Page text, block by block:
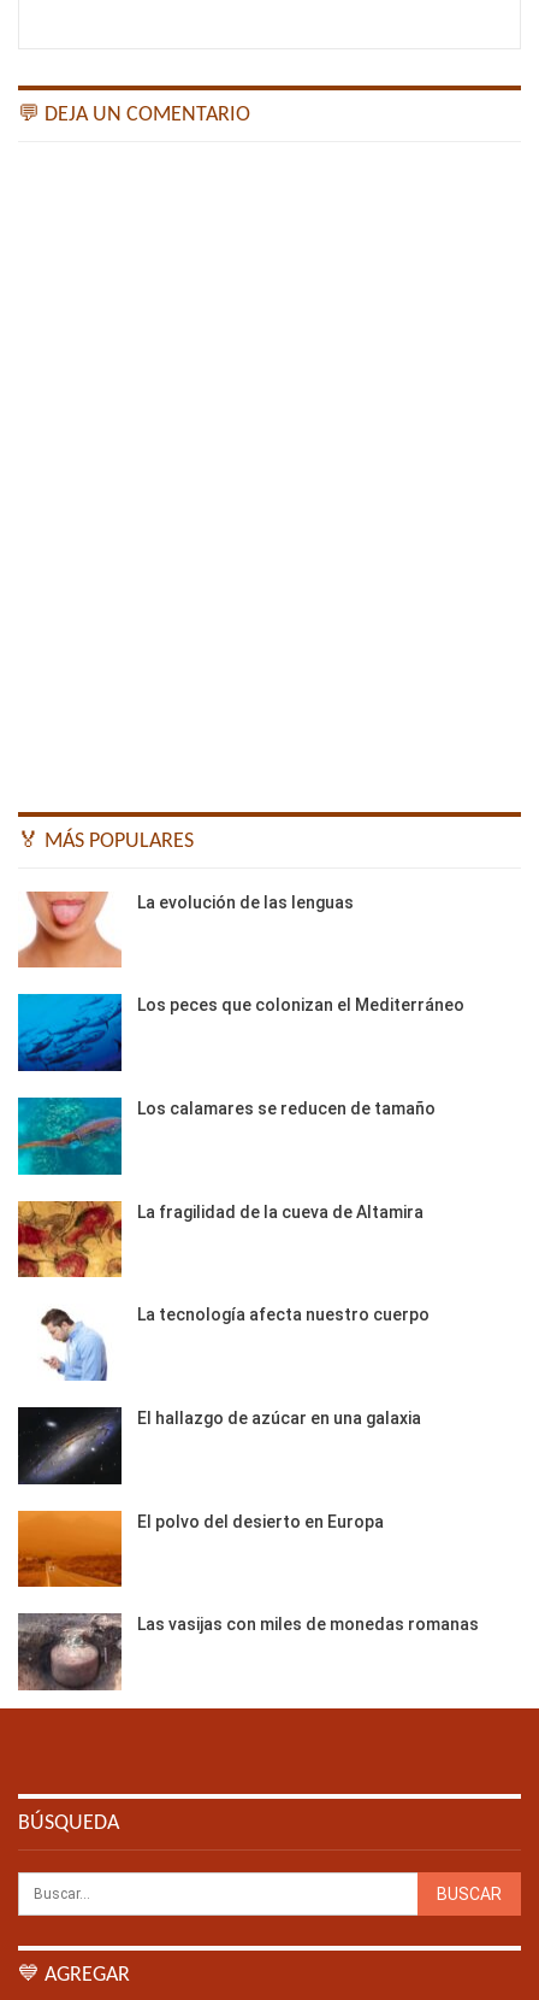
💬 DEJA UN COMENTARIO
🏅 MÁS POPULARES
La evolución de las lenguas
Los peces que colonizan el Mediterráneo
Los calamares se reducen de tamaño
La fragilidad de la cueva de Altamira
La tecnología afecta nuestro cuerpo
El hallazgo de azúcar en una galaxia
El polvo del desierto en Europa
Las vasijas con miles de monedas romanas
BÚSQUEDA
💙 AGREGAR